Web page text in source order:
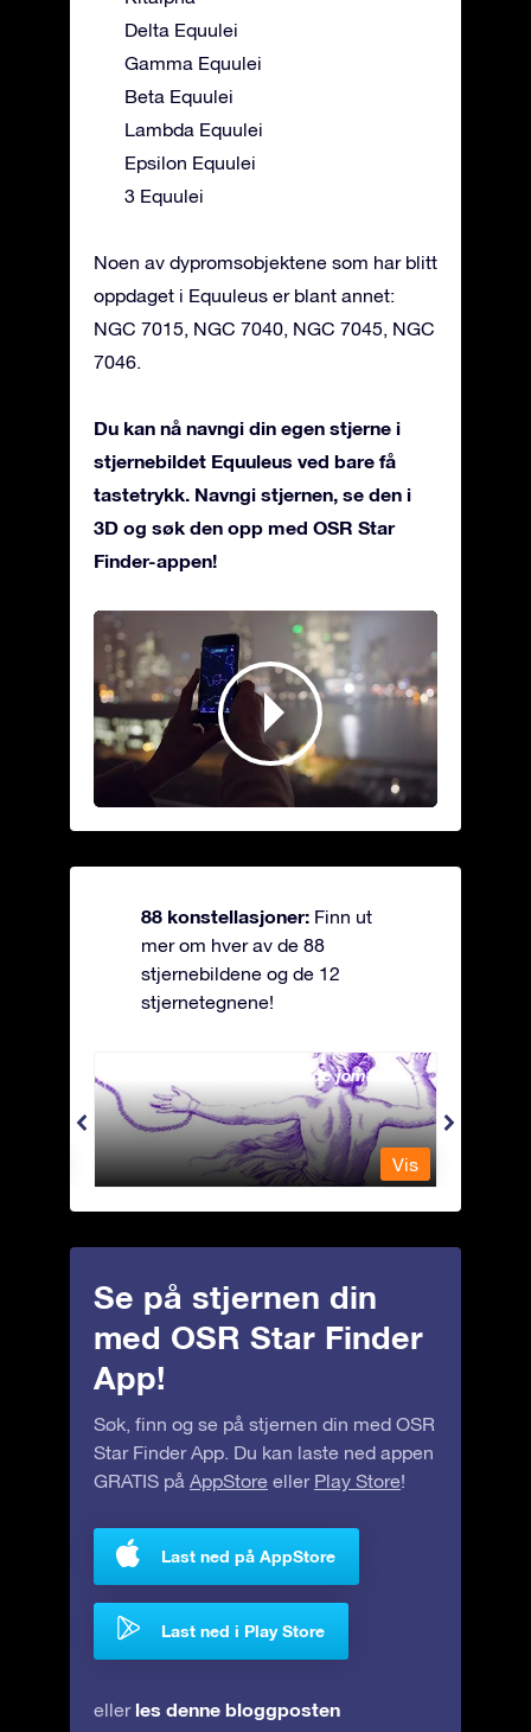
Delta Equulei
Gamma Equulei
Beta Equulei
Lambda Equulei
Epsilon Equulei
3 Equulei
Noen av dypromsobjektene som har blitt
oppdaget i Equuleus er blant annet:
NGC 7015, NGC 7040, NGC 7045, NGC
7046.
Du kan nå navngi din egen stjerne i
stjernebildet Equuleus ved bare få
tastetrykk. Navngi stjernen, se den i
3D og søk den opp med OSR Star
Finder-appen!
88 konstellasjoner: Finn ut
mer om hver av de 88
stjernebildene og de 12
stjernetegnene!
Andromeda - Den lenkede jomfrua
Vis
Se på stjernen din
med OSR Star Finder
App!
Søk, finn og se på stjernen din med OSR
Star Finder App. Du kan laste ned appen
GRATIS på AppStore eller Play Store!
Last ned på AppStore
Last ned i Play Store
eller les denne bloggposten